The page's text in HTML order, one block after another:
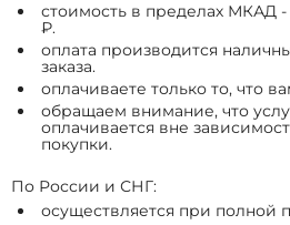
стоимость в пределах МКАД
₽.
оплата производится
заказа.
оплачиваете только то, что
обращаем внимание, что
оплачивается вне
покупки.
По России и СНГ:
осуществляется при полной